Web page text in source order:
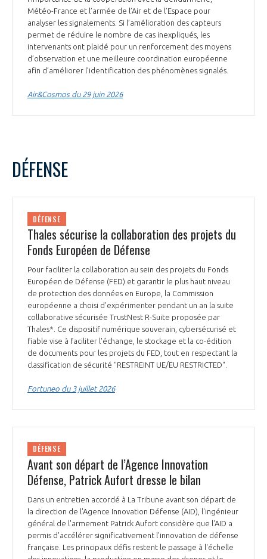
Météo-France et l’armée de l’Air et de l’Espace pour
analyser les signalements. Si l’amélioration des capteurs
permet de réduire le nombre de cas inexpliqués, les
intervenants ont plaidé pour un renforcement des moyens
d’observation et une meilleure coordination européenne
afin d’améliorer l’identification des phénomènes signalés.
Air&Cosmos du 29 juin 2026
DÉFENSE
DÉFENSE
Thales sécurise la collaboration des projets du
Fonds Européen de Défense
Pour faciliter la collaboration au sein des projets du Fonds
Européen de Défense (FED) et garantir le plus haut niveau
de protection des données en Europe, la Commission
européenne a choisi d’expérimenter pendant un an la suite
collaborative sécurisée TrustNest R-Suite proposée par
Thales*. Ce dispositif numérique souverain, cybersécurisé et
fiable vise à faciliter l'échange, le stockage et la co-édition
de documents pour les projets du FED, tout en respectant la
classification de sécurité "RESTREINT UE/EU RESTRICTED".
Fortuneo du 3 juillet 2026
DÉFENSE
Avant son départ de l’Agence Innovation
Défense, Patrick Aufort dresse le bilan
Dans un entretien accordé à La Tribune avant son départ de
la direction de l'Agence Innovation Défense (AID), l'ingénieur
général de l'armement Patrick Aufort considère que l'AID a
permis d'accélérer significativement l'innovation de défense
française. Les principaux défis restent le passage à l'échelle